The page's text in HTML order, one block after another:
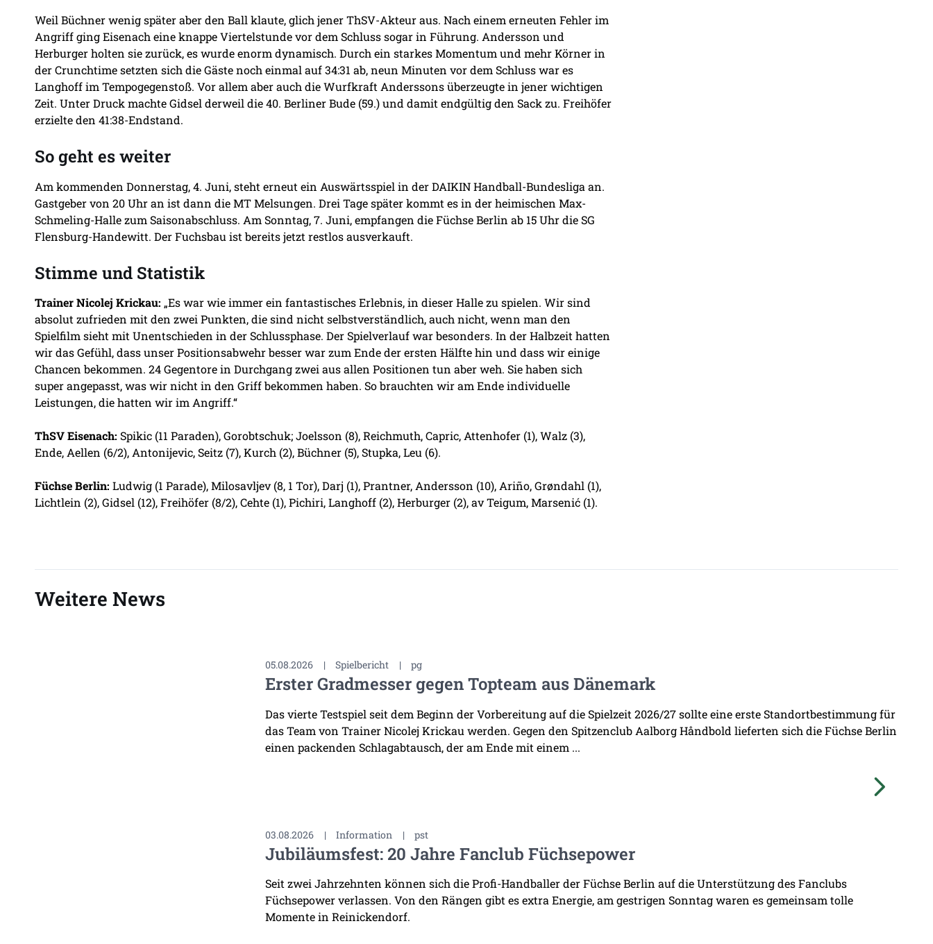
Weil Büchner wenig später aber den Ball klaute, glich jener ThSV-Akteur aus. Nach einem erneuten Fehler im
Angriff ging Eisenach eine knappe Viertelstunde vor dem Schluss sogar in Führung. Andersson und
Herburger holten sie zurück, es wurde enorm dynamisch. Durch ein starkes Momentum und mehr Körner in
der Crunchtime setzten sich die Gäste noch einmal auf 34:31 ab, neun Minuten vor dem Schluss war es
Langhoff im Tempogegenstoß. Vor allem aber auch die Wurfkraft Anderssons überzeugte in jener wichtigen
Zeit. Unter Druck machte Gidsel derweil die 40. Berliner Bude (59.) und damit endgültig den Sack zu. Freihöfer
erzielte den 41:38-Endstand.
So geht es weiter
Am kommenden Donnerstag, 4. Juni, steht erneut ein Auswärtsspiel in der DAIKIN Handball-Bundesliga an.
Gastgeber von 20 Uhr an ist dann die MT Melsungen. Drei Tage später kommt es in der heimischen Max-
Schmeling-Halle zum Saisonabschluss. Am Sonntag, 7. Juni, empfangen die Füchse Berlin ab 15 Uhr die SG
Flensburg-Handewitt. Der Fuchsbau ist bereits jetzt restlos ausverkauft.
Stimme und Statistik
Trainer Nicolej Krickau: „Es war wie immer ein fantastisches Erlebnis, in dieser Halle zu spielen. Wir sind
absolut zufrieden mit den zwei Punkten, die sind nicht selbstverständlich, auch nicht, wenn man den
Spielfilm sieht mit Unentschieden in der Schlussphase. Der Spielverlauf war besonders. In der Halbzeit hatten
wir das Gefühl, dass unser Positionsabwehr besser war zum Ende der ersten Hälfte hin und dass wir einige
Chancen bekommen. 24 Gegentore in Durchgang zwei aus allen Positionen tun aber weh. Sie haben sich
super angepasst, was wir nicht in den Griff bekommen haben. So brauchten wir am Ende individuelle
Leistungen, die hatten wir im Angriff.“
ThSV Eisenach: Spikic (11 Paraden), Gorobtschuk; Joelsson (8), Reichmuth, Capric, Attenhofer (1), Walz (3),
Ende, Aellen (6/2), Antonijevic, Seitz (7), Kurch (2), Büchner (5), Stupka, Leu (6).
Füchse Berlin: Ludwig (1 Parade), Milosavljev (8, 1 Tor), Darj (1), Prantner, Andersson (10), Ariño, Grøndahl (1),
Lichtlein (2), Gidsel (12), Freihöfer (8/2), Cehte (1), Pichiri, Langhoff (2), Herburger (2), av Teigum, Marsenić (1).
Weitere News
05.08.2026 | Spielbericht | pg
Erster Gradmesser gegen Topteam aus Dänemark
Das vierte Testspiel seit dem Beginn der Vorbereitung auf die Spielzeit 2026/27 sollte eine erste Standortbestimmung für
das Team von Trainer Nicolej Krickau werden. Gegen den Spitzenclub Aalborg Håndbold lieferten sich die Füchse Berlin
einen packenden Schlagabtausch, der am Ende mit einem ...
03.08.2026 | Information | pst
Jubiläumsfest: 20 Jahre Fanclub Füchsepower
Seit zwei Jahrzehnten können sich die Profi-Handballer der Füchse Berlin auf die Unterstützung des Fanclubs
Füchsepower verlassen. Von den Rängen gibt es extra Energie, am gestrigen Sonntag waren es gemeinsam tolle
Momente in Reinickendorf.